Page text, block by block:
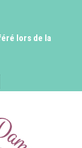
lors de la